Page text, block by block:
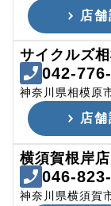
店舗
サイクルズ
042-
神奈川県相模原
店舗
横須賀根岸店
046-
神奈川県横須賀